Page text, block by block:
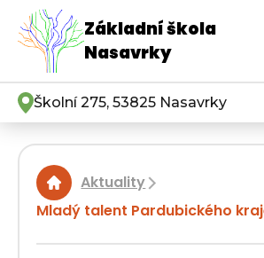
Základní škola
Nasavrky
Školní 275, 53825 Nasavrky
Aktuality|
Mladý talent Pardubického